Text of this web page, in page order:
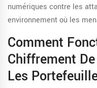
numériques contre les
environnement où les
Comment
Chiffrement
Les